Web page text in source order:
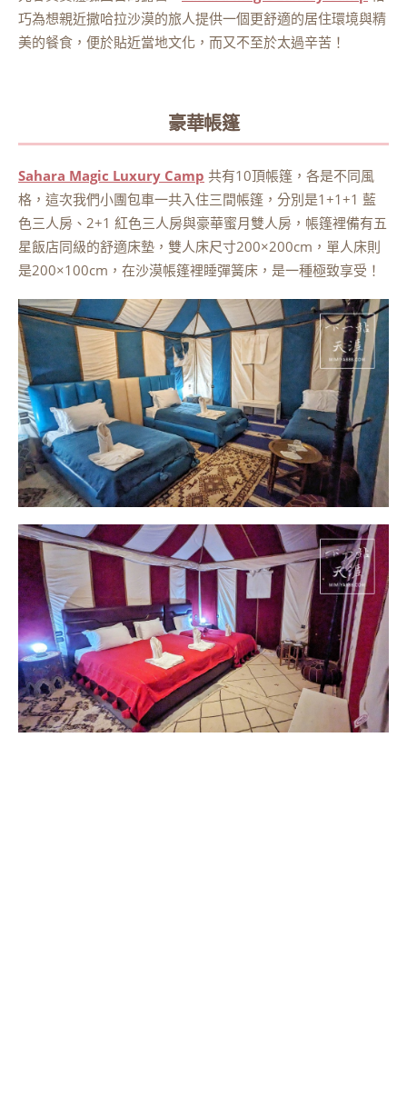
巧為想親近撒哈拉沙漠的旅人提供一個更舒適的居住環境與精
美的餐食，便於貼近當地文化，而又不至於太過辛苦！
豪華帳篷
Sahara Magic Luxury Camp 共有10頂帳篷，各是不同風
格，這次我們小團包車一共入住三間帳篷，分別是1+1+1 藍
色三人房、2+1 紅色三人房與豪華蜜月雙人房，帳篷裡備有五
星飯店同級的舒適床墊，雙人床尺寸200×200cm，單人床則
是200×100cm，在沙漠帳篷裡睡彈簧床，是一種極致享受！